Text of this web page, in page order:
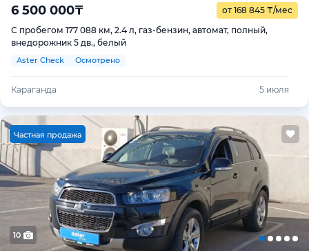
6 500 000₸ от 168 845 ₸/мес
С пробегом 177 088 км, 2.4 л, газ-бензин, автомат, полный,
внедорожник 5 дв., белый
Aster Check Осмотрено
Караганда 5 июля
Частная продажа
10